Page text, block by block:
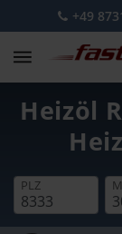
+49
Heizöl
PLZ